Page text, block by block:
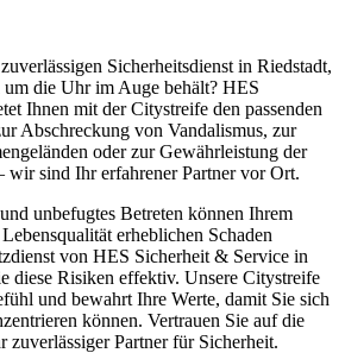
Sicherheitsdienst in Riedstadt,
die Uhr im Auge behält? HES
Ihnen mit der Citystreife den passenden
Abschreckung von Vandalismus, zur
oder zur Gewährleistung der
wir sind Ihr erfahrener Partner vor Ort.
unbefugtes Betreten können Ihrem
erheblichen Schaden
von HES Sicherheit & Service in
diese Risiken effektiv. Unsere Citystreife
und bewahrt Ihre Werte, damit Sie sich
können. Vertrauen Sie auf die
Partner für Sicherheit.